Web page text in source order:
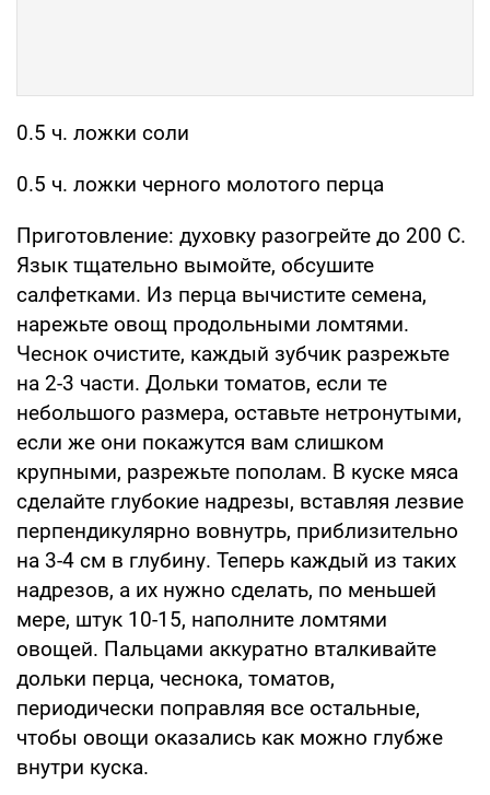
0.5 ч. ложки соли
0.5 ч. ложки черного молотого перца
Приготовление: духовку разогрейте до 200 С.
Язык тщательно вымойте, обсушите
салфетками. Из перца вычистите семена,
нарежьте овощ продольными ломтями.
Чеснок очистите, каждый зубчик разрежьте
на 2-3 части. Дольки томатов, если те
небольшого размера, оставьте нетронутыми,
если же они покажутся вам слишком
крупными, разрежьте пополам. В куске мяса
сделайте глубокие надрезы, вставляя лезвие
перпендикулярно вовнутрь, приблизительно
на 3-4 см в глубину. Теперь каждый из таких
надрезов, а их нужно сделать, по меньшей
мере, штук 10-15, наполните ломтями
овощей. Пальцами аккуратно вталкивайте
дольки перца, чеснока, томатов,
периодически поправляя все остальные,
чтобы овощи оказались как можно глубже
внутри куска.